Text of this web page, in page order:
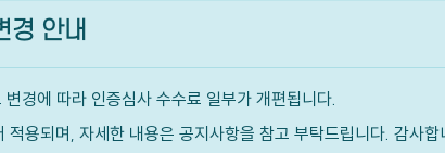
경 안내
경에 따라 인증심사 수수료 일부가 개편됩니다.
용되며, 자세한 내용은 공지사항을 참고 부탁드립니다. 감사합